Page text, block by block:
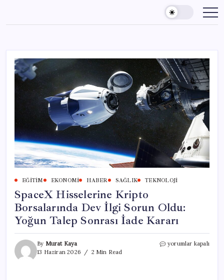
content
EĞITIM EKONOMI HABER SAĞLIK TEKNOLOJI
SpaceX Hisselerine Kripto
Borsalarında Dev İlgi Sorun Oldu:
Yoğun Talep Sonrası İade Kararı
By Murat Kaya
13 Haziran 2026
2 Min Read
SpaceX
yorumlar kapalı